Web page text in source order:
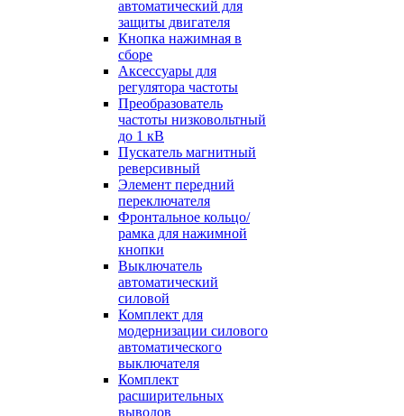
автоматический для
защиты двигателя
Кнопка нажимная в
сборе
Аксессуары для
регулятора частоты
Преобразователь
частоты низковольтный
до 1 кВ
Пускатель магнитный
реверсивный
Элемент передний
переключателя
Фронтальное кольцо/
рамка для нажимной
кнопки
Выключатель
автоматический
силовой
Комплект для
модернизации силового
автоматического
выключателя
Комплект
расширительных
выводов